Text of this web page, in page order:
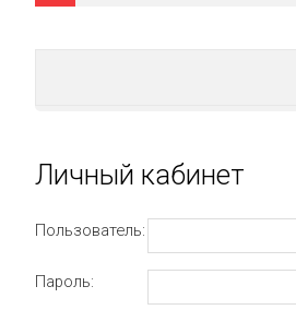
Личный кабинет
Пользователь:
Пароль: